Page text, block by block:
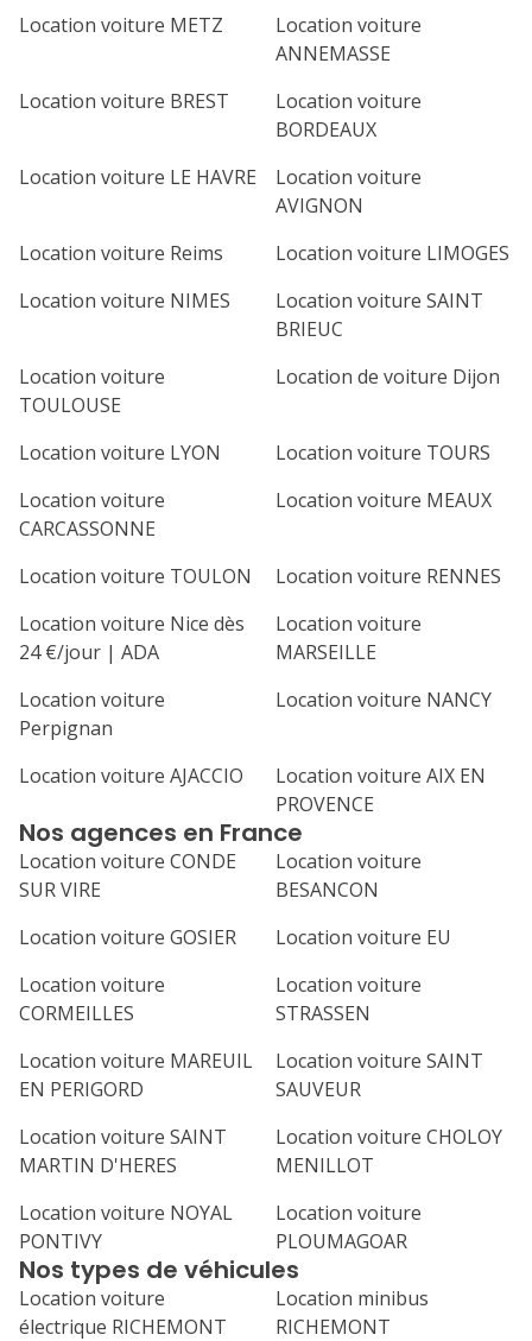
Location voiture METZ
Location voiture
ANNEMASSE
Location voiture BREST
Location voiture
BORDEAUX
Location voiture LE HAVRE
Location voiture
AVIGNON
Location voiture Reims
Location voiture LIMOGES
Location voiture NIMES
Location voiture SAINT
BRIEUC
Location voiture
TOULOUSE
Location de voiture Dijon
Location voiture LYON
Location voiture TOURS
Location voiture
CARCASSONNE
Location voiture MEAUX
Location voiture TOULON
Location voiture RENNES
Location voiture Nice dès
24 €/jour | ADA
Location voiture
MARSEILLE
Location voiture
Perpignan
Location voiture NANCY
Location voiture AJACCIO
Location voiture AIX EN
PROVENCE
Nos agences en France
Location voiture CONDE
SUR VIRE
Location voiture
BESANCON
Location voiture GOSIER
Location voiture EU
Location voiture
CORMEILLES
Location voiture
STRASSEN
Location voiture MAREUIL
EN PERIGORD
Location voiture SAINT
SAUVEUR
Location voiture SAINT
MARTIN D'HERES
Location voiture CHOLOY
MENILLOT
Location voiture NOYAL
PONTIVY
Location voiture
PLOUMAGOAR
Nos types de véhicules
Location voiture
électrique RICHEMONT
Location minibus
RICHEMONT